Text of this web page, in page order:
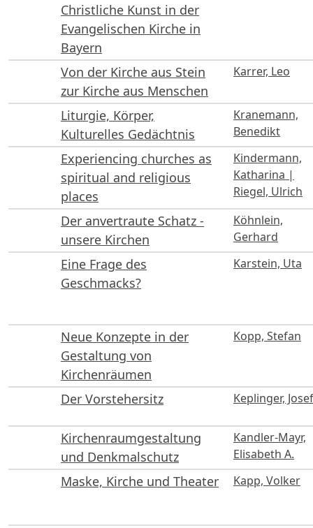
Christliche Kunst in der
Evangelischen Kirche in
Bayern
Von der Kirche aus Stein
zur Kirche aus Menschen
Karrer, Leo
Liturgie, Körper,
Kulturelles Gedächtnis
Kranemann,
Benedikt
Experiencing churches as
spiritual and religious
places
Kindermann,
Katharina |
Riegel, Ulrich
Der anvertraute Schatz -
unsere Kirchen
Köhnlein,
Gerhard
Eine Frage des
Geschmacks?
Karstein, Uta
Neue Konzepte in der
Gestaltung von
Kirchenräumen
Kopp, Stefan
Der Vorstehersitz Keplinger, Josef
Kirchenraumgestaltung
und Denkmalschutz
Kandler-Mayr,
Elisabeth A.
Maske, Kirche und Theater Kapp, Volker